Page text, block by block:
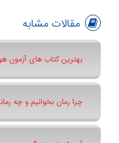
مقالات مشابه
بهترین کتاب های
چرا رمان بخوانیم و چه